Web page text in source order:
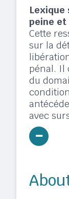
Lexique
peine
Cette
sur la
pénal. Il
du
avec